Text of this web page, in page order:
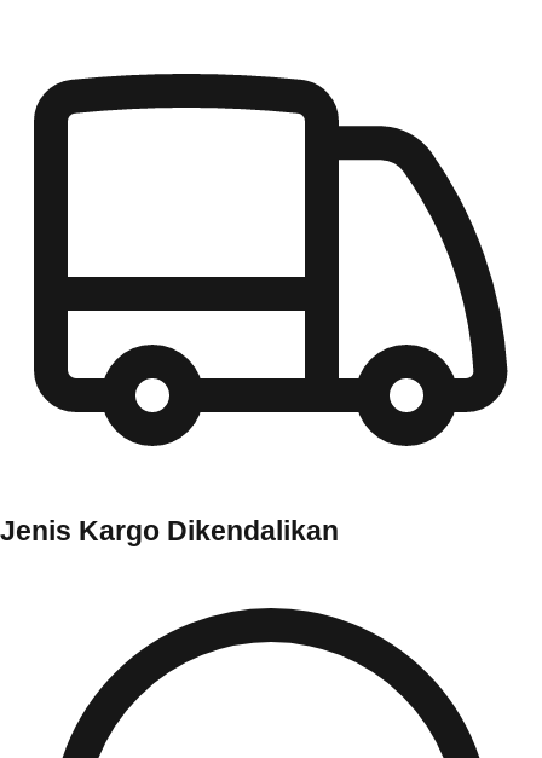
Jenis Kargo Dikendalikan